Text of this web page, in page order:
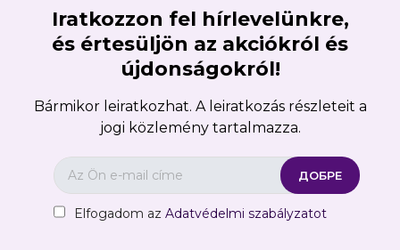
Iratkozzon fel hírlevelünkre,
és értesüljön az akciókról és
újdonságokról!
Bármikor leiratkozhat. A leiratkozás részleteit a
jogi közlemény tartalmazza.
Elfogadom az Adatvédelmi szabályzatot
Create wishlist ×
Отказ Create wishlist